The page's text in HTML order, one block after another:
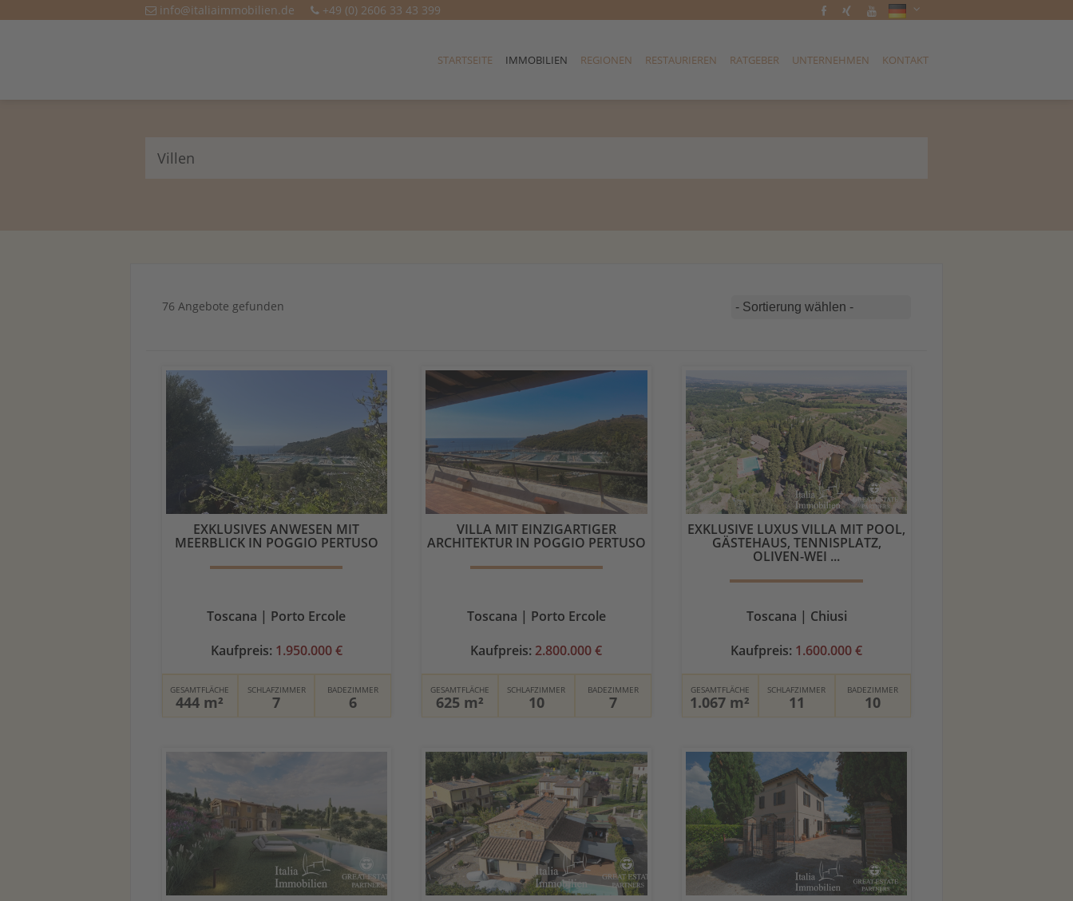
info@italiaimmobilien.de +49 (0) 2606 33 43 399
STARTSEITE IMMOBILIEN REGIONEN RESTAURIEREN RATGEBER UNTERNEHMEN KONTAKT
Villen
76 Angebote gefunden
EXKLUSIVES ANWESEN MIT
MEERBLICK IN POGGIO PERTUSO
Toscana | Porto Ercole
Kaufpreis: 1.950.000 €
GESAMTFLÄCHE
444 m²
SCHLAFZIMMER
7
BADEZIMMER
6
VILLA MIT EINZIGARTIGER
ARCHITEKTUR IN POGGIO PERTUSO
Toscana | Porto Ercole
Kaufpreis: 2.800.000 €
GESAMTFLÄCHE
625 m²
SCHLAFZIMMER
10
BADEZIMMER
7
EXKLUSIVE LUXUS VILLA MIT POOL,
GÄSTEHAUS, TENNISPLATZ,
OLIVEN-WEI ...
Toscana | Chiusi
Kaufpreis: 1.600.000 €
GESAMTFLÄCHE
1.067 m²
SCHLAFZIMMER
11
BADEZIMMER
10